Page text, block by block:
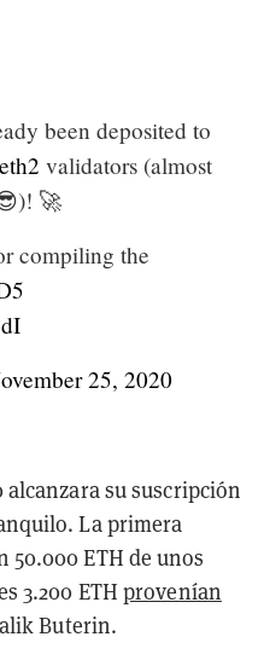
been deposited to
validators (almost
🚀
compiling the
25, 2020
alcanzara su suscripción
La primera
50.000 ETH de unos
3.200 ETHprovenían
Buterin.